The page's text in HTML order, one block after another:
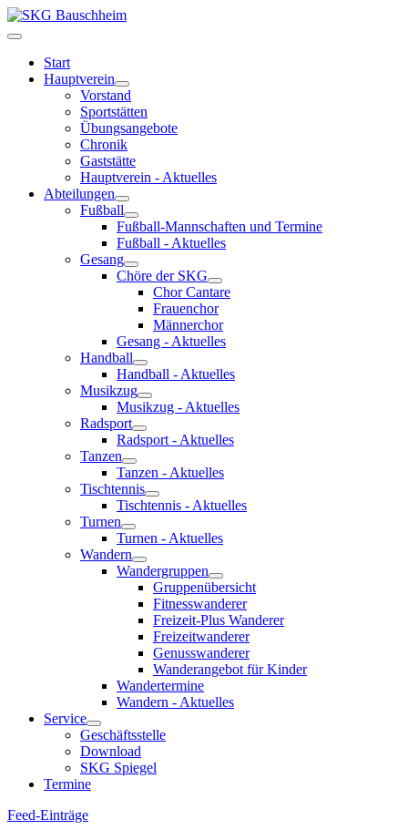
Start
Hauptverein
Vorstand
Sportstätten
Übungsangebote
Chronik
Gaststätte
Hauptverein - Aktuelles
Abteilungen
Fußball
Fußball-Mannschaften und Termine
Fußball - Aktuelles
Gesang
Chöre der SKG
Chor Cantare
Frauenchor
Männerchor
Gesang - Aktuelles
Handball
Handball - Aktuelles
Musikzug
Musikzug - Aktuelles
Radsport
Radsport - Aktuelles
Tanzen
Tanzen - Aktuelles
Tischtennis
Tischtennis - Aktuelles
Turnen
Turnen - Aktuelles
Wandern
Wandergruppen
Gruppenübersicht
Fitnesswanderer
Freizeit-Plus Wanderer
Freizeitwanderer
Genusswanderer
Wanderangebot für Kinder
Wandertermine
Wandern - Aktuelles
Service
Geschäftsstelle
Download
SKG Spiegel
Termine
Feed-Einträge